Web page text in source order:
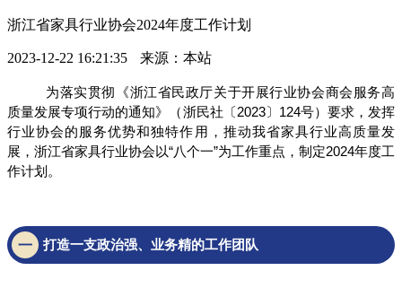
浙江省家具行业协会2024年度工作计划
2023-12-22 16:21:35 来源：本站
为落实贯彻《浙江省民政厅关于开展行业协会商会服务高
质量发展专项行动的通知》（浙民社〔2023〕124号）要求，发挥
行业协会的服务优势和独特作用，推动我省家具行业高质量发
展，浙江省家具行业协会以“八个一”为工作重点，制定2024年度工
作计划。
一 打造一支政治强、业务精的工作团队